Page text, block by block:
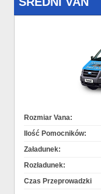
Rozmiar Vana:
Ilość Pomocników:
Załadunek:
Rozładunek:
Czas Przeprowadzki